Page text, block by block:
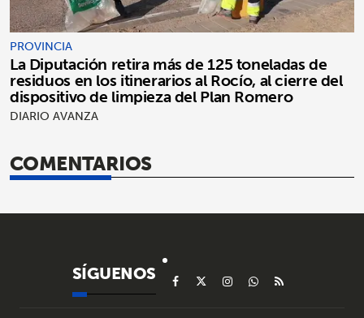
PROVINCIA
La Diputación retira más de 125 toneladas de
residuos en los itinerarios al Rocío, al cierre del
dispositivo de limpieza del Plan Romero
DIARIO AVANZA
COMENTARIOS
SÍGUENOS